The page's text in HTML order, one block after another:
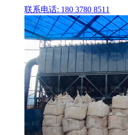
联系电话: 180 3780 8511